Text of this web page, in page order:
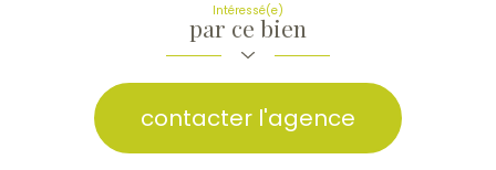
Intéressé(e)
par ce bien
contacter l'agence